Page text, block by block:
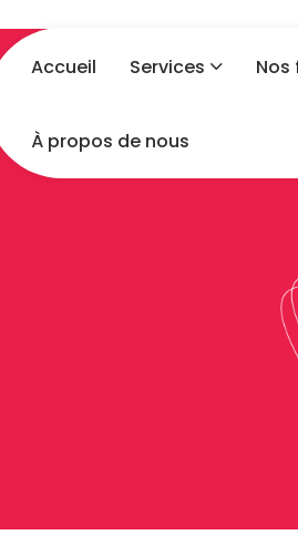
Accueil Services
À propos de nous